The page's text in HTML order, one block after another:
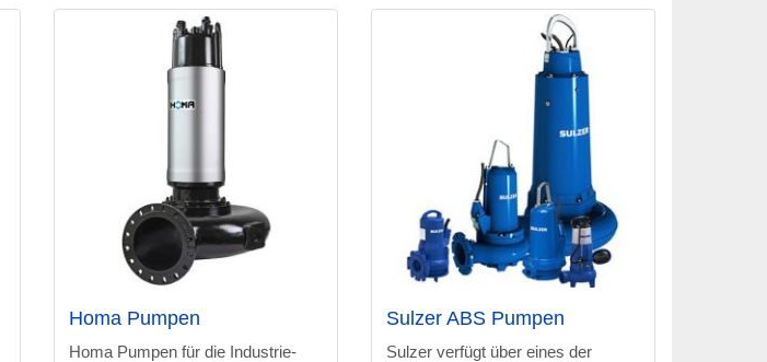
Homa Pumpen
Homa Pumpen für die Industrie-
Sulzer ABS Pumpen
Sulzer verfügt über eines der